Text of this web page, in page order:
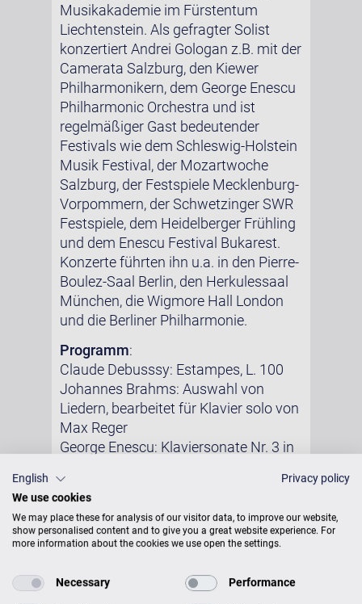
Musikakademie im Fürstentum
Liechtenstein. Als gefragter Solist
konzertiert Andrei Gologan z.B. mit der
Camerata Salzburg, den Kiewer
Philharmonikern, dem George Enescu
Philharmonic Orchestra und ist
regelmäßiger Gast bedeutender
Festivals wie dem Schleswig-Holstein
Musik Festival, der Mozartwoche
Salzburg, der Festspiele Mecklenburg-
Vorpommern, der Schwetzinger SWR
Festspiele, dem Heidelberger Frühling
und dem Enescu Festival Bukarest.
Konzerte führten ihn u.a. in den Pierre-
Boulez-Saal Berlin, den Herkulessaal
München, die Wigmore Hall London
und die Berliner Philharmonie.
Programm:
Claude Debusssy: Estampes, L. 100
Johannes Brahms: Auswahl von
Liedern, bearbeitet für Klavier solo von
Max Reger
George Enescu: Klaviersonate Nr. 3 in
Johannes Brahms: Klaviersonate Nr. 3
in f-moll, Op. 5
Fotos © Florin Ghenade
KARTEN KAUFEN
English
Privacy policy
We use cookies
We may place these for analysis of our visitor data, to improve our website,
show personalised content and to give you a great website experience. For
more information about the cookies we use open the settings.
Necessary Performance